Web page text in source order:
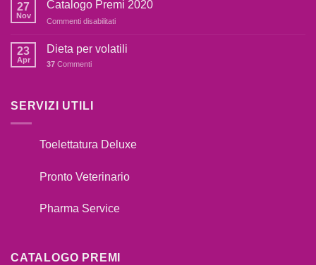
botti,cosa
IL
CANE
27
Nov
Catalogo Premi 2020
Commenti disabilitatisu
Premi
23
Apr
Dieta per volatili
37 Commenti
SERVIZI UTILI
Toelettatura Deluxe
Pronto Veterinario
Pharma Service
CATALOGO PREMI